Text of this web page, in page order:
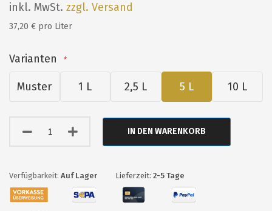
inkl. MwSt. zzgl. Versand
37,20 € pro Liter
Varianten
Muster 1 L 2,5 L 5 L 10 L
IN DEN WARENKORB
Auf Lager Lieferzeit: 2-5 Tage